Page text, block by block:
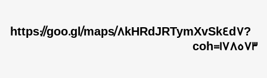
https://goo.gl/maps/8kHRdJRTymXvSk4d7?
coh=178573